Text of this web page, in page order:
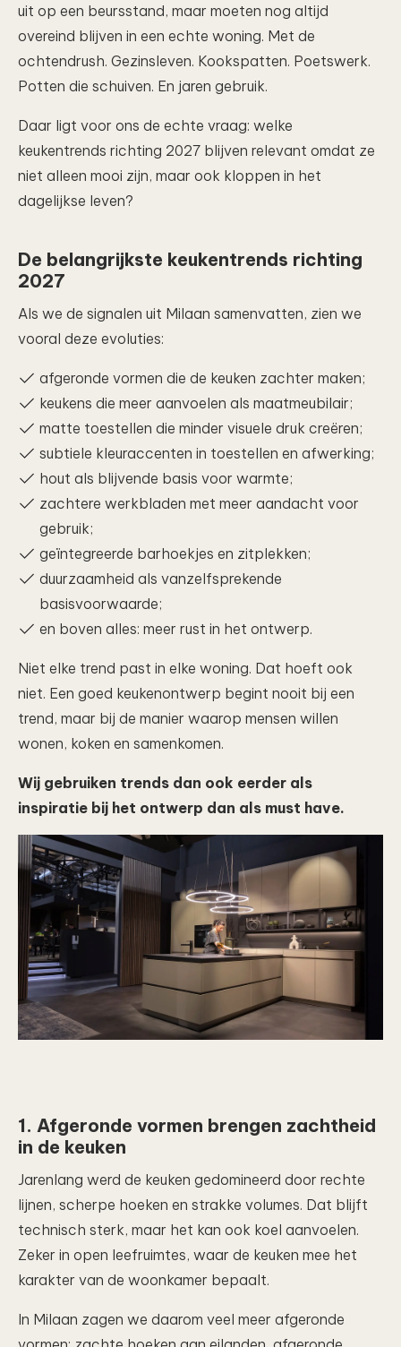
uit op een beursstand, maar moeten nog altijd
overeind blijven in een echte woning. Met de
ochtendrush. Gezinsleven. Kookspatten. Poetswerk.
Potten die schuiven. En jaren gebruik.
Daar ligt voor ons de echte vraag: welke
keukentrends richting 2027 blijven relevant omdat ze
niet alleen mooi zijn, maar ook kloppen in het
dagelijkse leven?
De belangrijkste keukentrends richting
2027
Als we de signalen uit Milaan samenvatten, zien we
vooral deze evoluties:
afgeronde vormen die de keuken zachter maken;
keukens die meer aanvoelen als maatmeubilair;
matte toestellen die minder visuele druk creëren;
subtiele kleuraccenten in toestellen en afwerking;
hout als blijvende basis voor warmte;
zachtere werkbladen met meer aandacht voor
gebruik;
geïntegreerde barhoekjes en zitplekken;
duurzaamheid als vanzelfsprekende
basisvoorwaarde;
en boven alles: meer rust in het ontwerp.
Niet elke trend past in elke woning. Dat hoeft ook
niet. Een goed keukenontwerp begint nooit bij een
trend, maar bij de manier waarop mensen willen
wonen, koken en samenkomen.
Wij gebruiken trends dan ook eerder als
inspiratie bij het ontwerp dan als must have.
1. Afgeronde vormen brengen zachtheid
in de keuken
Jarenlang werd de keuken gedomineerd door rechte
lijnen, scherpe hoeken en strakke volumes. Dat blijft
technisch sterk, maar het kan ook koel aanvoelen.
Zeker in open leefruimtes, waar de keuken mee het
karakter van de woonkamer bepaalt.
In Milaan zagen we daarom veel meer afgeronde